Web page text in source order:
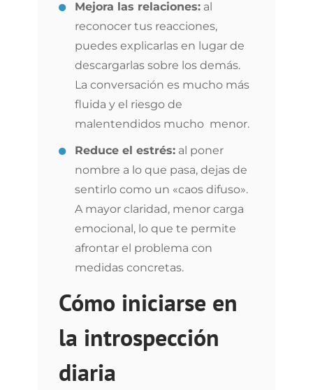
Mejora las relaciones: al
reconocer tus reacciones,
puedes explicarlas en lugar de
descargarlas sobre los demás.
La conversación es mucho más
fluida y el riesgo de
malentendidos mucho menor.
Reduce el estrés: al poner
nombre a lo que pasa, dejas de
sentirlo como un «caos difuso».
A mayor claridad, menor carga
emocional, lo que te permite
afrontar el problema con
medidas concretas.
Cómo iniciarse en
la introspección
diaria